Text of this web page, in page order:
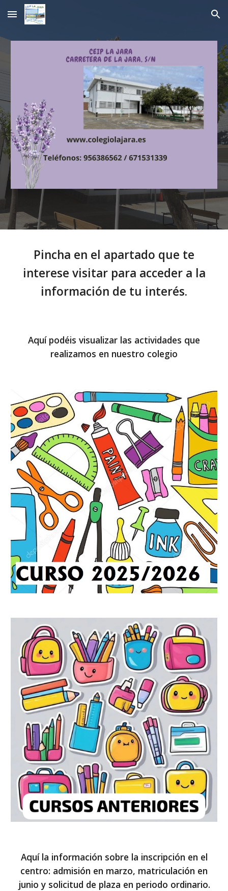
Skip to main content Skip to navigation
Pincha en el apartado que te
interese visitar para acceder a la
información de tu interés.
Aquí podéis visualizar las actividades que
realizamos en nuestro colegio
Aquí la información sobre la inscripción en el
centro: admisión en marzo, matriculación en
junio y solicitud de plaza en periodo ordinario.